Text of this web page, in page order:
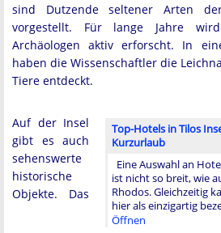
sind Dutzende seltener Arten
vorgestellt. Für lange Jahre
Archäologen aktiv erforscht. In
haben die Wissenschaftler die
Tiere entdeckt.
Top-Hotels in Tilos
Kurzurlaub
Eine Auswahl an
ist nicht so breit, wie
Rhodos. Gleichzeitig
hier als einzigartig
Öffnen
Auf der Insel
gibt es auch
sehenswerte
historische
Objekte. Das